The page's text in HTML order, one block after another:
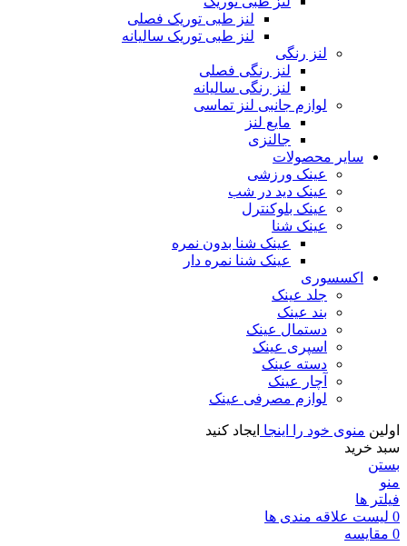
لنز طبی توریک فصلی
لنز طبی توریک سالیانه
لنز رنگی
لنز رنگی فصلی
لنز رنگی سالیانه
لوازم جانبی لنز تماسی
مایع لنز
جالنزی
سایر محصولات
عینک ورزشی
عینک دید در شب
عینک بلوکنترل
عینک شنا
عینک شنا بدون نمره
عینک شنا نمره دار
اکسسوری
جلد عینک
بند عینک
دستمال عینک
اسپری عینک
دسته عینک
آچار عینک
لوازم مصرفی عینک
اولین منوی خود را اینجا ایجاد کنید
سبد خرید
بستن
منو
فیلتر ها
0 لیست علاقه مندی ها
0 مقايسه